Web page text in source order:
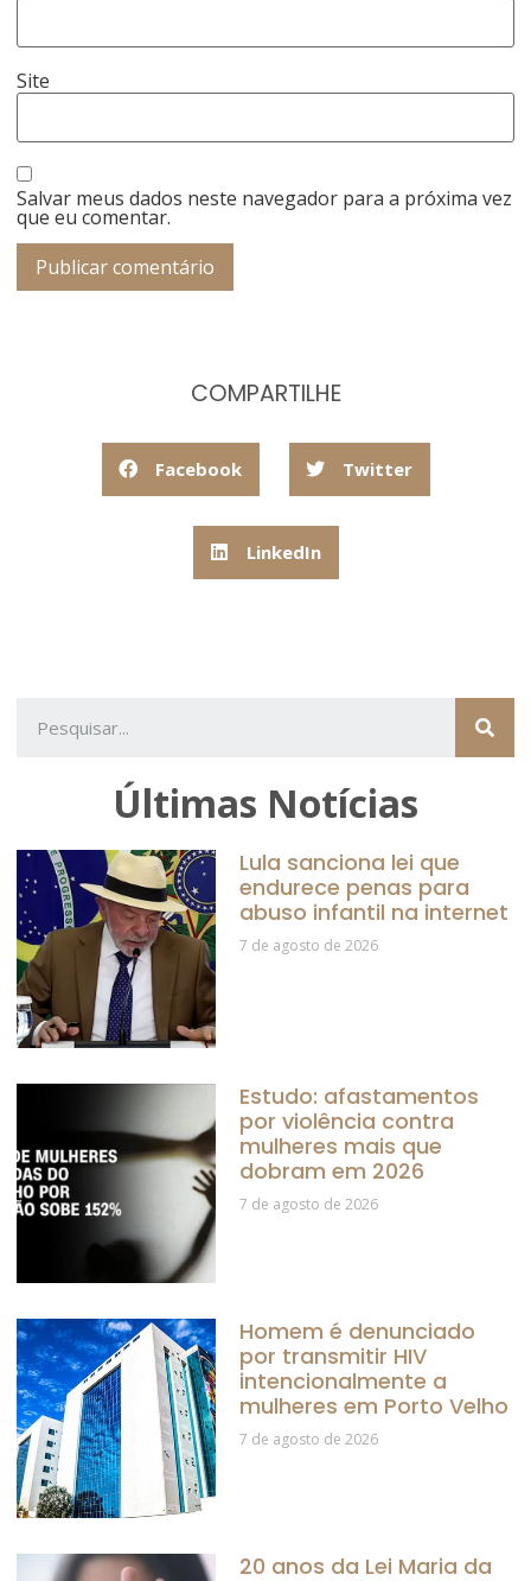
Site
Salvar meus dados neste navegador para a próxima vez
que eu comentar.
COMPARTILHE
Facebook Twitter
LinkedIn
Últimas Notícias
Lula sanciona lei que
endurece penas para
abuso infantil na internet
7 de agosto de 2026
Estudo: afastamentos
por violência contra
mulheres mais que
dobram em 2026
7 de agosto de 2026
Homem é denunciado
por transmitir HIV
intencionalmente a
mulheres em Porto Velho
7 de agosto de 2026
20 anos da Lei Maria da